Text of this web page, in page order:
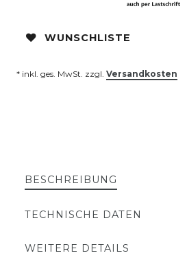
WUNSCHLISTE
* inkl. ges. MwSt. zzgl. Versandkosten
BESCHREIBUNG
TECHNISCHE DATEN
WEITERE DETAILS